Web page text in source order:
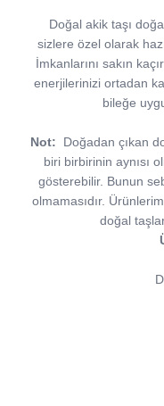
Doğal akik taşı
sizlere özel olarak
İmkanlarını sakın
enerjilerinizi ortadan
bileğe
Not:
Doğadan çıkan
biri birbirinin aynısı
gösterebilir. Bunun
olmamasıdır.
doğal